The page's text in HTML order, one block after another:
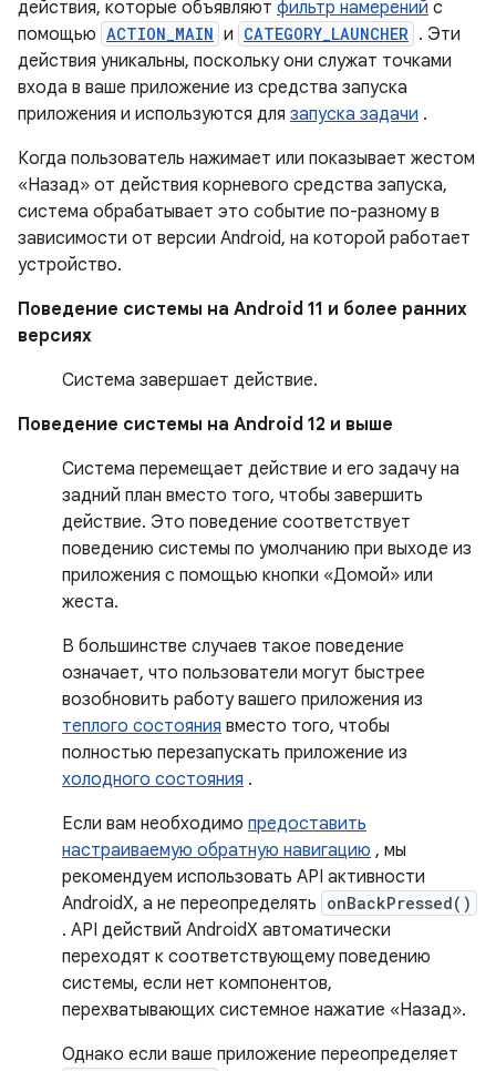
действия, которые объявляют фильтр намерений с
помощью ACTION_MAIN и CATEGORY_LAUNCHER . Эти
действия уникальны, поскольку они служат точками
входа в ваше приложение из средства запуска
приложения и используются для запуска задачи .
Когда пользователь нажимает или показывает жестом
«Назад» от действия корневого средства запуска,
система обрабатывает это событие по-разному в
зависимости от версии Android, на которой работает
устройство.
Поведение системы на Android 11 и более ранних
версиях
Система завершает действие.
Поведение системы на Android 12 и выше
Система перемещает действие и его задачу на
задний план вместо того, чтобы завершить
действие. Это поведение соответствует
поведению системы по умолчанию при выходе из
приложения с помощью кнопки «Домой» или
жеста.
В большинстве случаев такое поведение
означает, что пользователи могут быстрее
возобновить работу вашего приложения из
теплого состояния вместо того, чтобы
полностью перезапускать приложение из
холодного состояния .
Если вам необходимо предоставить
настраиваемую обратную навигацию , мы
рекомендуем использовать API активности
AndroidX, а не переопределять onBackPressed()
. API действий AndroidX автоматически
переходят к соответствующему поведению
системы, если нет компонентов,
перехватывающих системное нажатие «Назад».
Однако если ваше приложение переопределяет